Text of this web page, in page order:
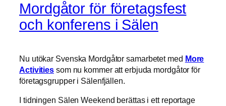
Mordgåtor för företagsfest
och konferens i Sälen
Nu utökar Svenska Mordgåtor samarbetet med More
Activities som nu kommer att erbjuda mordgåtor för
företagsgrupper i Sälenfjällen.
I tidningen Sälen Weekend berättas i ett reportage